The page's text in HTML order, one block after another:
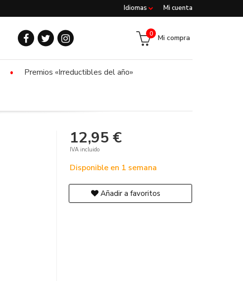
Mi cuenta
Idiomas
Mi compra
0
Premios «Irreductibles del año»
12,95 €
IVA incluido
Disponible en 1 semana
Añadir a favoritos